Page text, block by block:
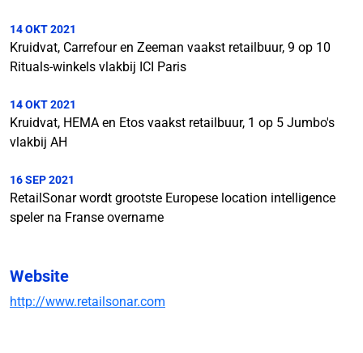
14 OKT 2021
Kruidvat, Carrefour en Zeeman vaakst retailbuur, 9 op 10
Rituals-winkels vlakbij ICI Paris
14 OKT 2021
Kruidvat, HEMA en Etos vaakst retailbuur, 1 op 5 Jumbo's
vlakbij AH
16 SEP 2021
RetailSonar wordt grootste Europese location intelligence
speler na Franse overname
Website
http://www.retailsonar.com